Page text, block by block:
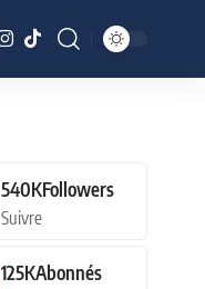
540KFollowers
Suivre
125KAbonnés